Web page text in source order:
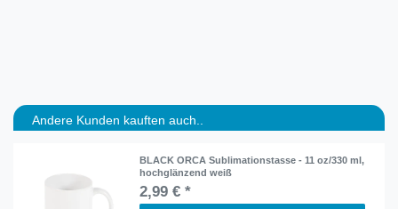
Andere Kunden kauften auch..
BLACK ORCA Sublimationstasse - 11 oz/330 ml,
hochglänzend weiß
2,99 € *